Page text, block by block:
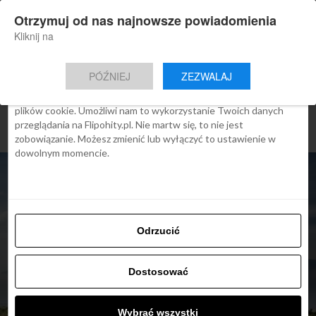
Nowa aplikacja Flipohity
Aktualne wiadomości, artykuły, TOP
Instalacja
Zgoda Szczegóły O cookies
Ta strona używa plików cookies
We Flipo robimy wszystko, aby pokazać Ci tylko te treści, które
plików cookie. Umożliwi nam to wykorzystanie Twoich danych
przeglądania na Flipohity.pl. Nie martw się, to nie jest
zobowiązanie. Możesz zmienić lub wyłączyć to ustawienie w
dowolnym momencie.
Odrzucić
Dostosować
Wybrać wszystki
Otrzymuj od nas najnowsze powiadomienia
Kliknij na
PÓŹNIEJ ZEZWALAJ